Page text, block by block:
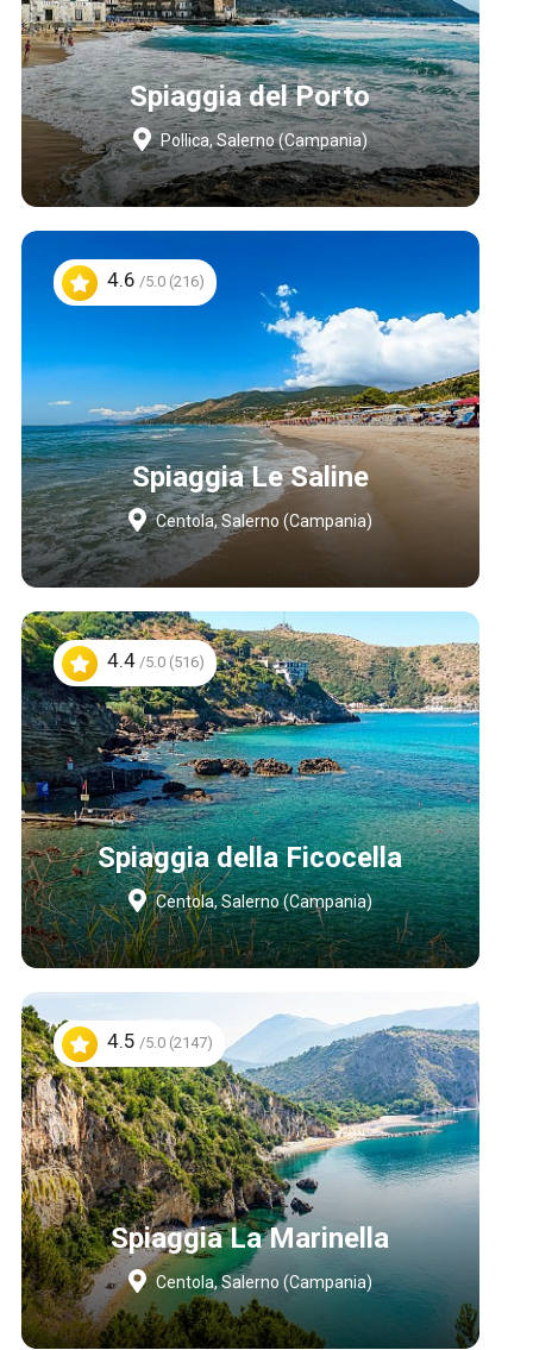
Spiaggia del Porto
Pollica, Salerno (Campania)
4.6 /5.0 (216)
Spiaggia Le Saline
Centola, Salerno (Campania)
4.4/5.0 (516)
Spiaggia della Ficocella
Centola, Salerno (Campania)
4.5 /5.0 (2147)
Spiaggia La Marinella
Centola, Salerno (Campania)